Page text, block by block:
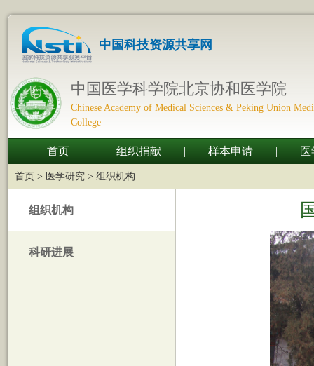
中国科技资源共享网
中国医学科学院北京协和医学院
Chinese Academy of Medical Sciences & Peking Union
College
首页 | 组织捐献 | 样本申请 |
首页 > 医学研究 > 组织机构
组织机构
科研进展